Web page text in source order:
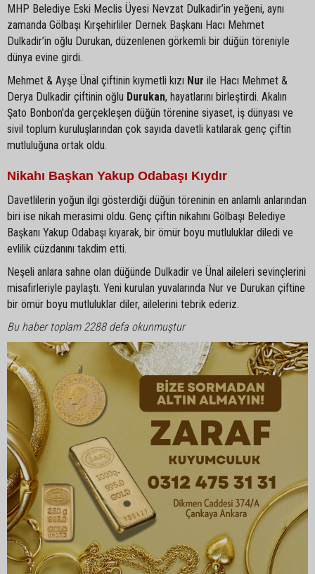
MHP Belediye Eski Meclis Üyesi Nevzat Dulkadir’in yeğeni, aynı
zamanda Gölbaşı Kırşehirliler Dernek Başkanı Hacı Mehmet
Dulkadir’in oğlu Durukan, düzenlenen görkemli bir düğün töreniyle
dünya evine girdi.
Mehmet & Ayşe Ünal çiftinin kıymetli kızı Nur ile Hacı Mehmet &
Derya Dulkadir çiftinin oğlu Durukan, hayatlarını birleştirdi. Akalın
Şato Bonbon'da gerçekleşen düğün törenine siyaset, iş dünyası ve
sivil toplum kuruluşlarından çok sayıda davetli katılarak genç çiftin
mutluluğuna ortak oldu.
Nikahı Başkan Yakup Odabaşı Kıydır
Davetlilerin yoğun ilgi gösterdiği düğün töreninin en anlamlı anlarından
biri ise nikah merasimi oldu. Genç çiftin nikahını Gölbaşı Belediye
Başkanı Yakup Odabaşı kıyarak, bir ömür boyu mutluluklar diledi ve
evlilik cüzdanını takdim etti.
Neşeli anlara sahne olan düğünde Dulkadir ve Ünal aileleri sevinçlerini
misafirleriyle paylaştı. Yeni kurulan yuvalarında Nur ve Durukan çiftine
bir ömür boyu mutluluklar diler, ailelerini tebrik ederiz.
Bu haber toplam 2288 defa okunmuştur